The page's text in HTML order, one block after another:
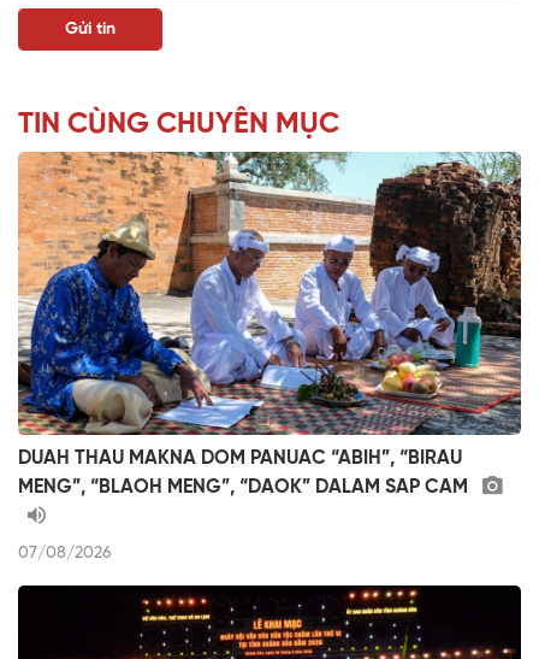
TIN CÙNG CHUYÊN MỤC
DUAH THAU MAKNA DOM PANUAC “ABIH”, “BIRAU
MENG”, “BLAOH MENG”, “DAOK” DALAM SAP CAM
07/08/2026